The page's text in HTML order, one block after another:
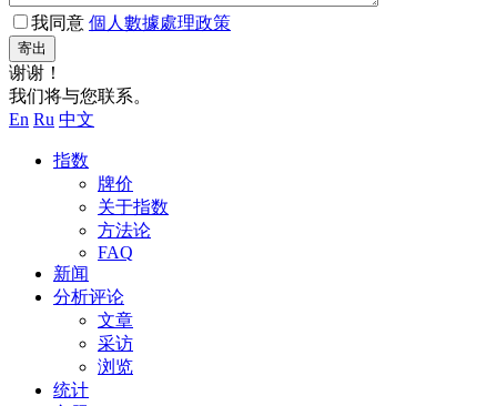
我同意 個人數據處理政策
寄出
谢谢！
我们将与您联系。
En Ru 中文
指数
牌价
关于指数
方法论
FAQ
新闻
分析评论
文章
采访
浏览
统计